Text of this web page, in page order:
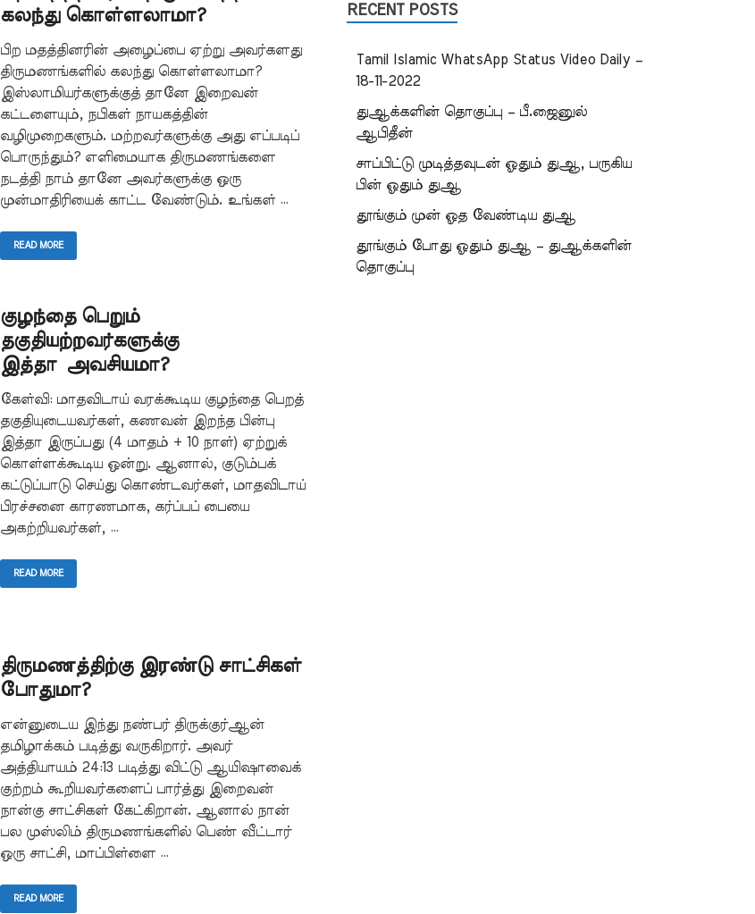
கலந்து கொள்ளலாமா?
பிற மதத்தினரின் அழைப்பை ஏற்று அவர்களது
திருமணங்களில் கலந்து கொள்ளலாமா?
இஸ்லாமியர்களுக்குத் தானே இறைவன்
கட்டளையும், நபிகள் நாயகத்தின்
வழிமுறைகளும். மற்றவர்களுக்கு அது எப்படிப்
பொருந்தும்? எளிமையாக திருமணங்களை
நடத்தி நாம் தானே அவர்களுக்கு ஒரு
முன்மாதிரியைக் காட்ட வேண்டும். உங்கள் …
READ MORE
குழந்தை பெறும்
தகுதியற்றவர்களுக்கு
இத்தா அவசியமா?
கேள்வி: மாதவிடாய் வரக்கூடிய குழந்தை பெறத்
தகுதியுடையவர்கள், கணவன் இறந்த பின்பு
இத்தா இருப்பது (4 மாதம் + 10 நாள்) ஏற்றுக்
கொள்ளக்கூடிய ஒன்று. ஆனால், குடும்பக்
கட்டுப்பாடு செய்து கொண்டவர்கள், மாதவிடாய்
பிரச்சனை காரணமாக, கர்ப்பப் பையை
அகற்றியவர்கள், …
READ MORE
திருமணத்திற்கு இரண்டு சாட்சிகள்
போதுமா?
என்னுடைய இந்து நண்பர் திருக்குர்ஆன்
தமிழாக்கம் படித்து வருகிறார். அவர்
அத்தியாயம் 24:13 படித்து விட்டு ஆயிஷாவைக்
குற்றம் கூறியவர்களைப் பார்த்து இறைவன்
நான்கு சாட்சிகள் கேட்கிறான். ஆனால் நான்
பல முஸ்லிம் திருமணங்களில் பெண் வீட்டார்
ஒரு சாட்சி, மாப்பிள்ளை …
READ MORE
RECENT POSTS
Tamil Islamic WhatsApp Status Video Daily –
18-11-2022
துஆக்களின் தொகுப்பு – பீ.ஜைனுல்
ஆபிதீன்
சாப்பிட்டு முடித்தவுடன் ஓதும் துஆ, பருகிய
பின் ஓதும் துஆ
தூங்கும் முன் ஓத வேண்டிய துஆ
தூங்கும் போது ஓதும் துஆ – துஆக்களின்
தொகுப்பு